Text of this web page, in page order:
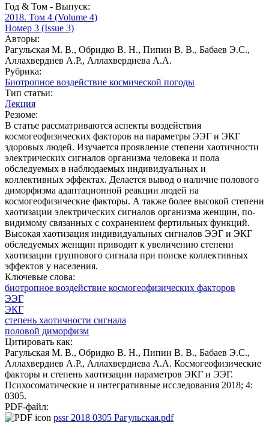
Год & Том - Выпуск:
2018. Том 4 (Volume 4)
Номер 3 (Issue 3)
Авторы:
Рагульская М. В., Обридко В. Н., Пипин В. В., Бабаев Э.С.,
Аллахвердиев А.Р., Аллахвердиева А.А.
Рубрика:
Биотропное воздействие космической погоды
Тип статьи:
Лекция
Резюме:
В статье рассматриваются аспекты воздействия
космогеофизических факторов на параметры ЭЭГ и ЭКГ
здоровых людей. Изучается проявление степени хаотичности
электрических сигналов организма человека и пола
обследуемых в наблюдаемых индивидуальных и
коллективных эффектах. Делается вывод о наличие полового
диморфизма адаптационной реакции людей на
космогеофизические факторы. А также более высокой степени
хаотизации электрических сигналов организма женщин, по-
видимому связанных с сохранением фертильных функций.
Высокая хаотизация индивидуальных сигналов ЭЭГ и ЭКГ
обследуемых женщин приводит к увеличению степени
хаотизации группового сигнала при поиске коллективных
эффектов у населения.
Ключевые слова:
биотропное воздействие космогеофизических факторов
ЭЭГ
ЭКГ
степень хаотичности сигнала
половой диморфизм
Цитировать как:
Рагульская М. В., Обридко В. Н., Пипин В. В., Бабаев Э.С.,
Аллахвердиев А.Р., Аллахвердиева А.А. Космогеофизические
факторы и степень хаотизации параметров ЭКГ и ЭЭГ.
Психосоматические и интегративные исследования 2018; 4:
0305.
PDF-файл:
pssr 2018 0305 Рагульская.pdf